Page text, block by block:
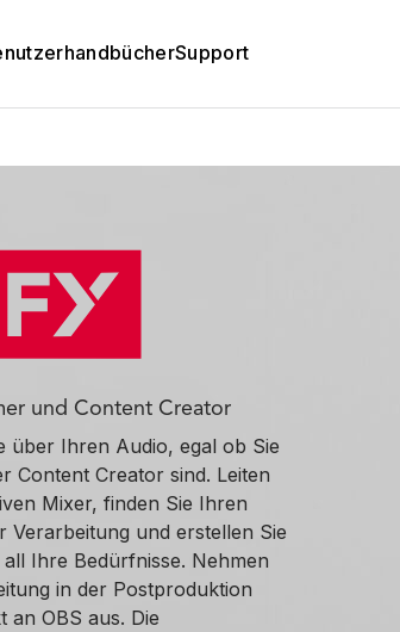
Support
und Content Creator
über Ihren Audio, egal ob Sie
Content Creator sind. Leiten
Mixer, finden Sie Ihren
und erstellen Sie
Ihre Bedürfnisse. Nehmen
in der Postproduktion
an OBS aus. Die